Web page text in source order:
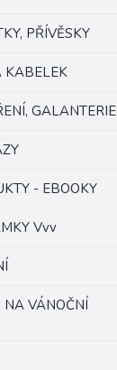
PŘÍVĚSKY
KABELEK
GALANTERIE
- EBOOKY
Vvv
NA VÁNOČNÍ